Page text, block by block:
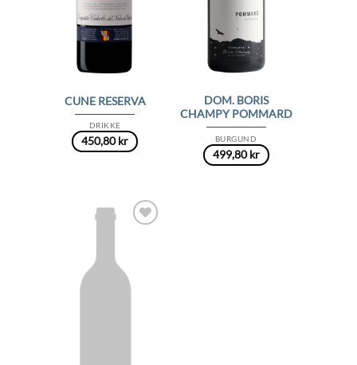
DRIKKE
CUNE RESERVA
450,80kr BURGUND
DOM. BORIS
CHAMPY POMMARD
499,80kr